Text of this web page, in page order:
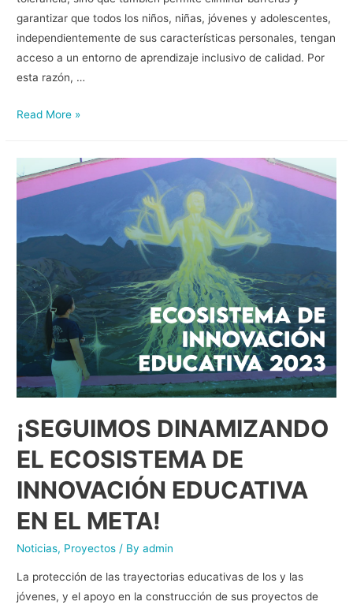
garantizar que todos los niños, niñas, jóvenes y adolescentes,
independientemente de sus características personales, tengan
acceso a un entorno de aprendizaje inclusivo de calidad. Por
esta razón, …
Read More »
¡SEGUIMOS DINAMIZANDO
EL ECOSISTEMA DE
INNOVACIÓN EDUCATIVA
EN EL META!
Noticias, Proyectos / Byadmin
La protección de las trayectorias educativas de los y las
jóvenes, y el apoyo en la construcción de sus proyectos de